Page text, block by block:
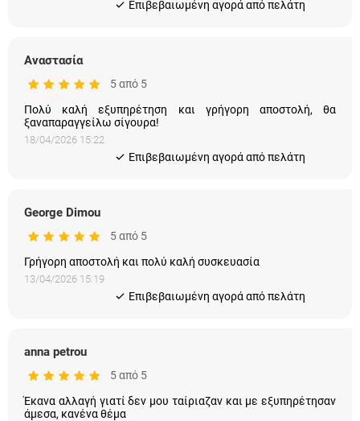
Eπιβεβαιωμένη αγορά από πελάτη
Αναστασία
5 από 5
Πολύ καλή εξυπηρέτηση και γρήγορη αποστολή, θα
ξαναπαραγγείλω σίγουρα!
18/04/2026 15:22
Eπιβεβαιωμένη αγορά από πελάτη
George Dimou
5 από 5
Γρήγορη αποστολή και πολύ καλή συσκευασία
13/04/2026 15:19
Eπιβεβαιωμένη αγορά από πελάτη
anna petrou
5 από 5
Έκανα αλλαγή γιατί δεν μου ταίριαζαν και με εξυπηρέτησαν
άμεσα, κανένα θέμα